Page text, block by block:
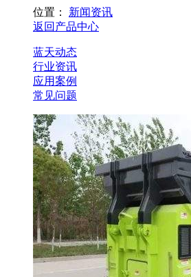
位置： 新闻资讯
返回产品中心
蓝天动态
行业资讯
应用案例
常见问题